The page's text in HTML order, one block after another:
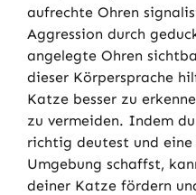
aufrechte Ohren
Aggression durch
angelegte Ohren
dieser Körpersprache
Katze besser zu
zu vermeiden. Indem
richtig deutest und eine
Umgebung schaffst,
deiner Katze fördern